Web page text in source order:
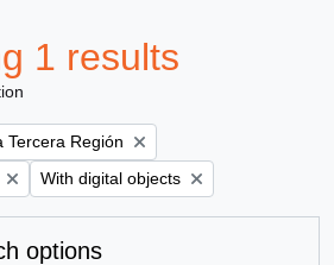
1 results
Tercera Región
Remove filter:
With digital objects
options